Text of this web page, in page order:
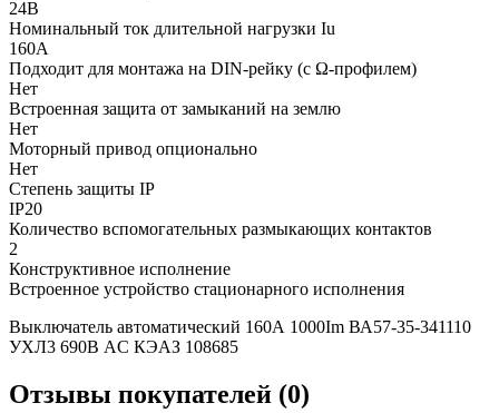
24В
Номинальный ток длительной нагрузки Iu
160А
Подходит для монтажа на DIN-рейку (с Ω-профилем)
Нет
Встроенная защита от замыканий на землю
Нет
Моторный привод опционально
Нет
Степень защиты IP
IP20
Количество вспомогательных размыкающих контактов
2
Конструктивное исполнение
Встроенное устройство стационарного исполнения
Выключатель автоматический 160А 1000Im ВА57-35-341110
УХЛ3 690В AC КЭАЗ 108685
Отзывы покупателей (0)